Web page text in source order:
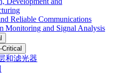
Reliable Communications
Monitoring and Signal Analysis
Critical
和滤光器